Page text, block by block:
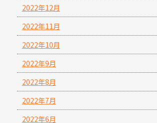
2022年12月
2022年11月
2022年10月
2022年9月
2022年8月
2022年7月
2022年6月